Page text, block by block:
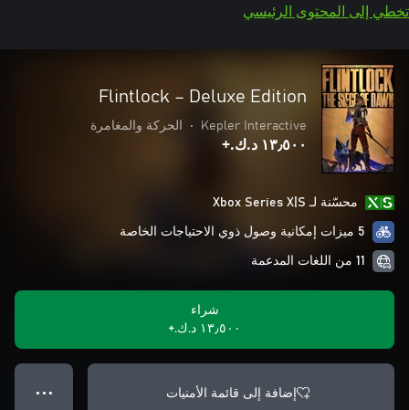
تخطي إلى المحتوى الرئيسي
Flintlock – Deluxe Edition
Kepler Interactive
• الحركة والمغامرة
١٣٫٥٠٠ د.ك.‏+
محسّنة لـ Xbox Series X|S
5 ميزات إمكانية وصول ذوي الاحتياجات الخاصة
11 من اللغات المدعمة
شراء
١٣٫٥٠٠ د.ك.‏+
إضافة إلى قائمة الأمنيات ● ● ●